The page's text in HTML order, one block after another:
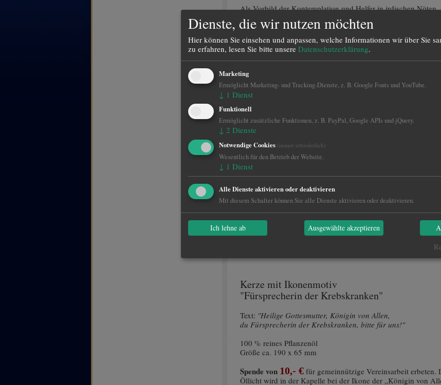
Als Vorbild der Kontemplation und Helfer in irdischen Nöten,
Auch als „Patron der Arbeiter“, inmitten einer Arbeitswelt
Josef’s Versand unterstützen Sie das Schriftenapostolat, den
Beantwortung von Briefen mit Gebetsanliegen unseres
Welt, e.V.
Wir danken Ihnen für Ihre Unterstützung!
Kerze mit Ikonenmotiv
"Fürsprecherin der Krebskranken"
Text: "Heilige Gottesmutter, Königin von Allen,
du Fürsprecherin der Krebskranken, bitte für uns!"
100 % reines Pflanzenöl
Größe ca. 190 x 65 mm
Spende von 10,- € für gemeinnützige Vereinsarbeit erbeten.
Öllicht wird in der Kapelle bei der Ikone der „Königin von
Dienste, die wir nutzen möchten
Hier können Sie einsehen und anpassen, welche Informationen wir über Sie
zu erfahren, lesen Sie bitte unsere Datenschutzerklärung.
Marketing
Ermöglicht Marketing- und Tracking-Dienste, z. B. Google Fonts und YouTube.
↓ 1 Dienst
Funktionell
Ermöglicht zusätzliche Funktionen, z. B. PayPal, Google APIs und jQuery.
↓ 2 Dienste
Notwendige Cookies (immer erforderlich)
Wesentlich für den Betrieb der Website.
↓ 1 Dienst
Alle Dienste aktivieren oder deaktivieren
Mit diesem Schalter können Sie alle Dienste aktivieren oder deaktivieren.
Ich lehne ab Ausgewählte akzeptieren